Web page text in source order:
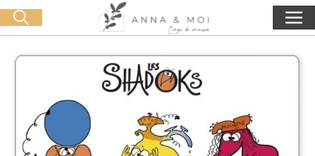
Livraison offerte dès 60€ d'achat 0,00€
Lancer la recherche